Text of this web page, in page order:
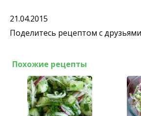
21.04.2015
Поделитесь рецептом с
Похожие рецепты